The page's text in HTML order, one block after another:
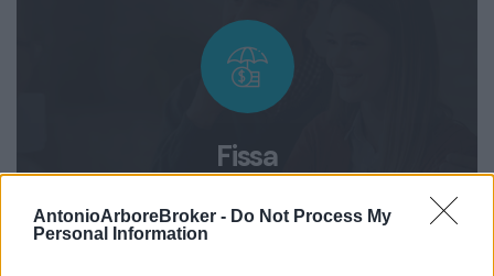
AntonioArboreBroker - Do Not Process My
Personal Information
Fissa